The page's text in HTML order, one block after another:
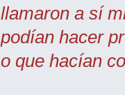
llamaron a sí
podían hacer
o que hacían